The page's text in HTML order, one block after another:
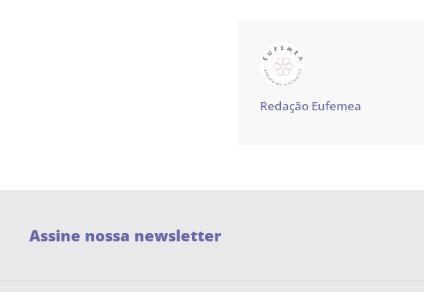
Redação Eufemea
Assine nossa newsletter